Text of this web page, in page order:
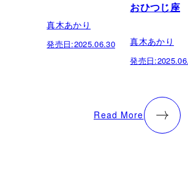
真木あかり
発売日:2025.06.30
おひつじ座
真木あかり
発売日:
Read More